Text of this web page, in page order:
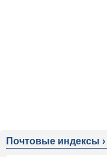
Почтовые индексы ›